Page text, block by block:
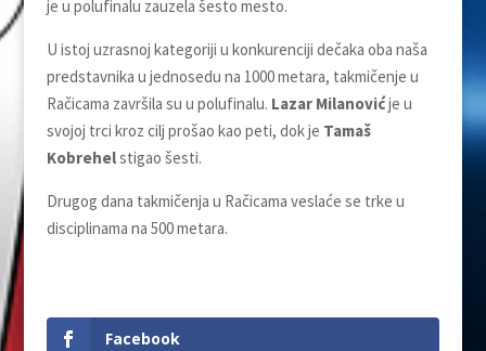
je u polufinalu zauzela šesto mesto.
U istoj uzrasnoj kategoriji u konkurenciji dečaka oba naša
predstavnika u jednosedu na 1000 metara, takmičenje u
Račicama završila su u polufinalu. Lazar Milanovićje u
svojoj trci kroz cilj prošao kao peti, dok je Tamaš
Kobrehelstigao šesti.
Drugog dana takmičenja u Račicama veslaće se trke u
disciplinama na 500 metara.
Facebook